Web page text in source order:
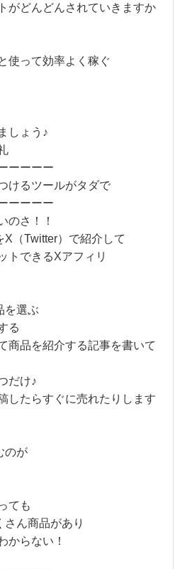
がどんどんされていきますか
使って効率よく稼ぐ
しょう♪
ーーーー
けるツールがタダで
ーーーー
のさ！！
（Twitter）で紹介して
トできるXアフィリ
を選ぶ
る
商品を紹介する記事を書いて
だけ♪
したらすぐに売れたりします
のが
ても
ん商品があり
からない！